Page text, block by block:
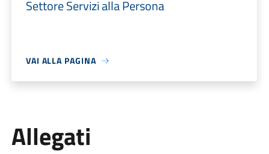
Settore Servizi alla Persona
VAI ALLA PAGINA
Allegati